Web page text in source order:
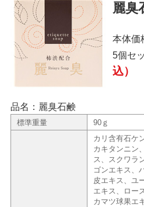
麗臭
本体価
5個セ
込）
品名：麗臭石鹸
標準重量 90ｇ
カリ含有石ケ
カキタンニン
ス、スクワラ
ゴンエキス、
皮エキス、ユ
エキス、ロー
カマツ球果エ